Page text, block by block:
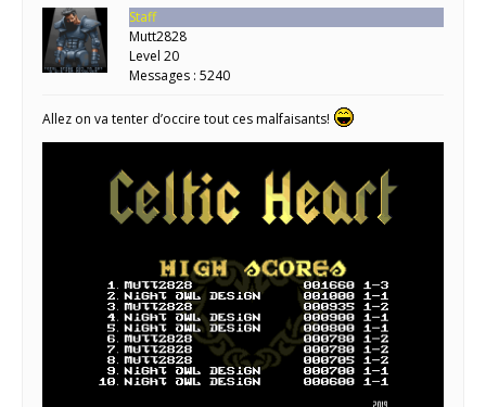
Staff
Mutt2828
Level 20
Messages : 5240
Allez on va tenter d’occire tout ces malfaisants!